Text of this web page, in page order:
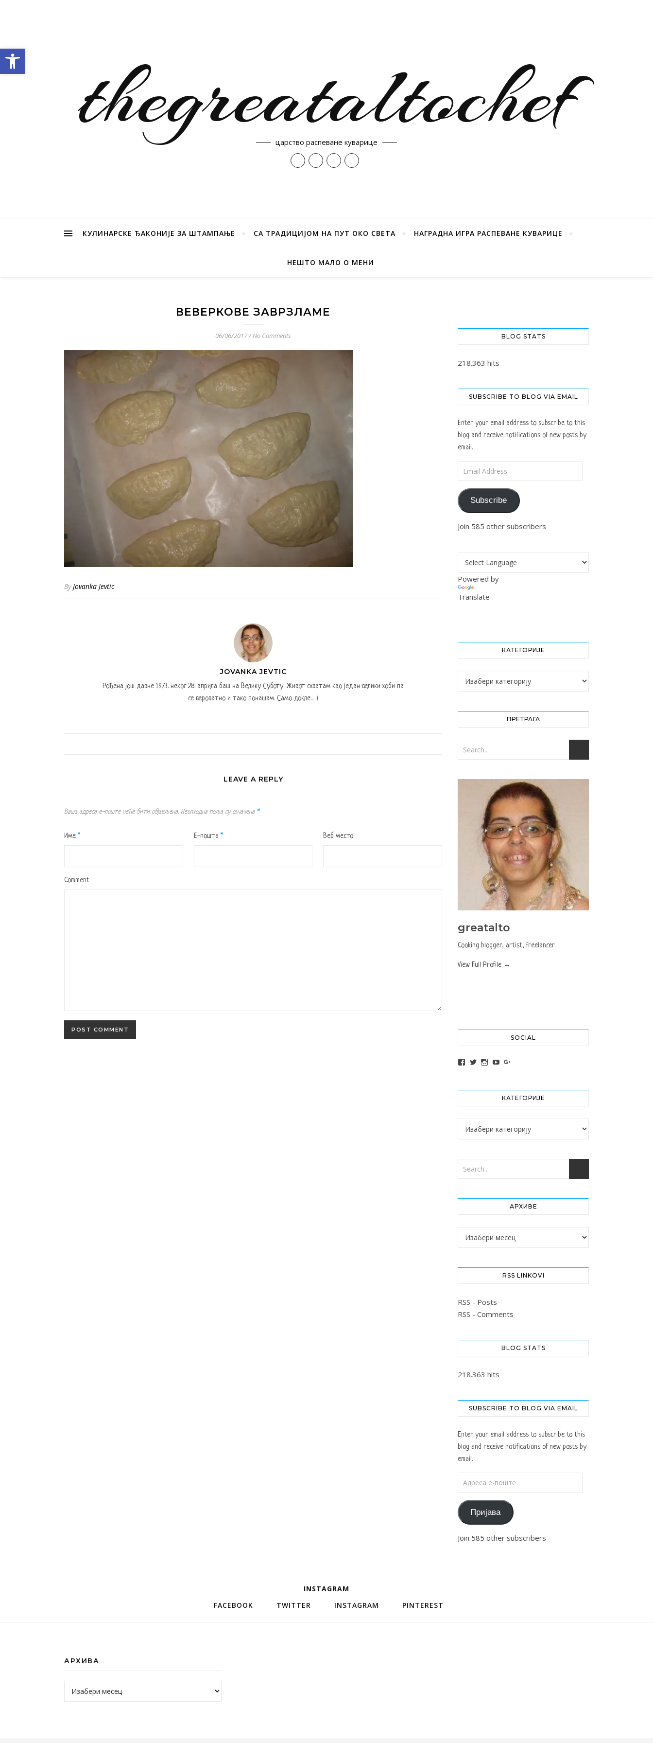
thegreataltochef
царство распеване куварице
КУЛИНАРСКЕ ЂАКОНИЈЕ ЗА ШТАМПАЊЕ СА ТРАДИЦИЈОМ НА ПУТ ОКО СВЕТА НАГРАДНА ИГРА РАСПЕВАНЕ КУВАРИЦЕ
НЕШТО МАЛО О МЕНИ
ВЕВЕРКОВЕ ЗАВРЗЛАМЕ
06/06/2017/No Comments
ByJovanka Jevtic
JOVANKA JEVTIC
Рођена још давне 1973. неког 28. априла баш на Велику Суботу. Живот схватам као један велики хоби па
се вероватно и тако понашам. Само докле... :)
LEAVE A REPLY
Ваша адреса е-поште неће бити објављена. Неопходна поља су означена *
Име * Е-пошта * Веб место
Comment
BLOG STATS
218.363 hits
SUBSCRIBE TO BLOG VIA EMAIL
Enter your email address to subscribe to this
blog and receive notifications of new posts by
email.
Subscribe
Join 585 other subscribers
Powered by
Translate
КАТЕГОРИЈЕ
Категорије
ПРЕТРАГА
greatalto
Cooking blogger, artist, freelancer.
View Full Profile →
SOCIAL
View altochef’s profile on Facebook
View jovancica73’s profile on Twitter
View jovancica73’s profile on Instagram
View jovancica73’s profile on YouTube
КАТЕГОРИЈЕ
Категорије
АРХИВЕ
Архиве
RSS LINKOVI
RSS - Posts
RSS - Comments
BLOG STATS
218.363 hits
SUBSCRIBE TO BLOG VIA EMAIL
Enter your email address to subscribe to this
blog and receive notifications of new posts by
email.
Пријава
Join 585 other subscribers
INSTAGRAM
FACEBOOK
TWITTER INSTAGRAM PINTEREST
АРХИВА
Архива
Open toolbar